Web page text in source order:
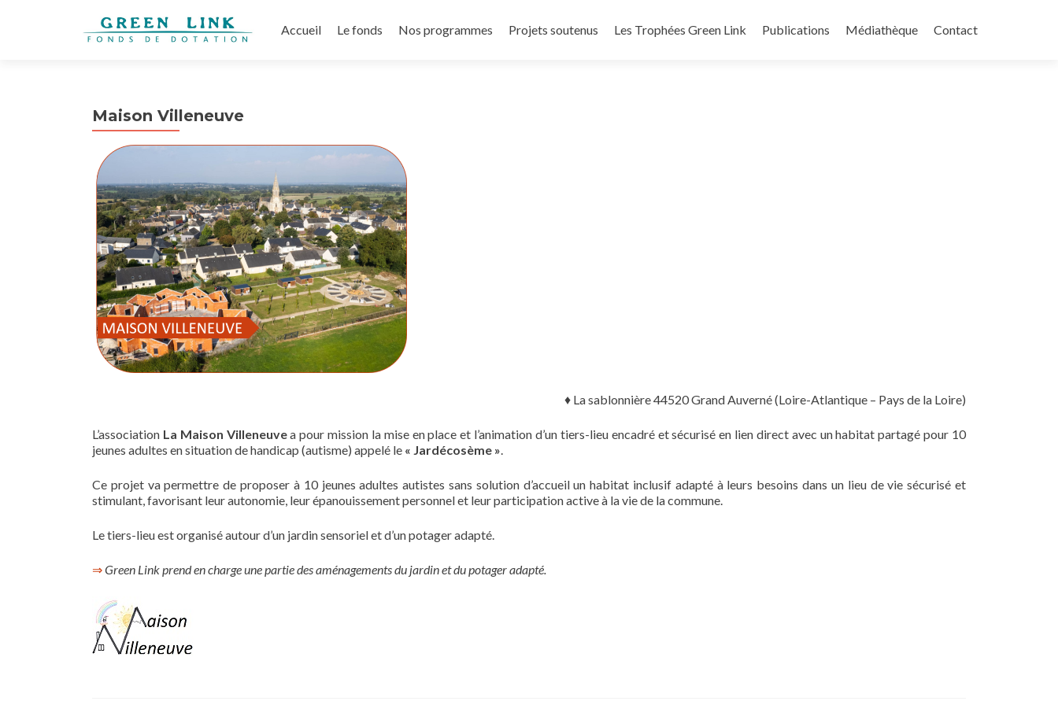
au
Accueil Le fonds Nos programmes Projets soutenus Les Trophées Green Link Publications Médiathèque Contact
Maison Villeneuve
♦ La sablonnière 44520 Grand Auverné (Loire-Atlantique – Pays de la Loire)
L’association La Maison Villeneuvea pour mission la mise en place et l’animation d’un tiers-lieu encadré et sécurisé en lien direct avec un habitat partagé pour 10
jeunes adultes en situation de handicap (autisme) appelé le « Jardécosème ».
Ce projet va permettre de proposer à 10 jeunes adultes autistes sans solution d’accueil un habitat inclusif adapté à leurs besoins dans un lieu de vie sécurisé et
stimulant, favorisant leur autonomie, leur épanouissement personnel et leur participation active à la vie de la commune.
Le tiers-lieu est organisé autour d’un jardin sensoriel et d’un potager adapté.
⇒Green Link prend en charge une partie des aménagements du jardin et du potager adapté.